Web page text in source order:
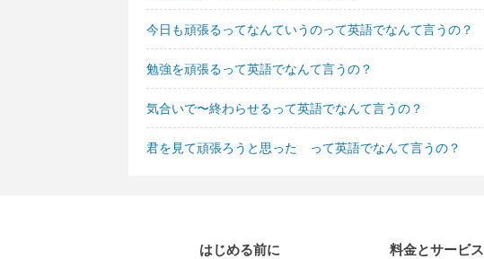
今日も頑張るってなんていうのって英語でなんて言うの？
勉強を頑張るって英語でなんて言うの？
気合いで〜終わらせるって英語でなんて言うの？
君を見て頑張ろうと思った って英語でなんて言うの？
はじめる前に 料金とサービス